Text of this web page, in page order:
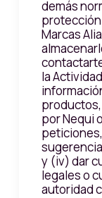
demás
Marcas
la
por Nequi
y (iv) dar
legales o
autoridad